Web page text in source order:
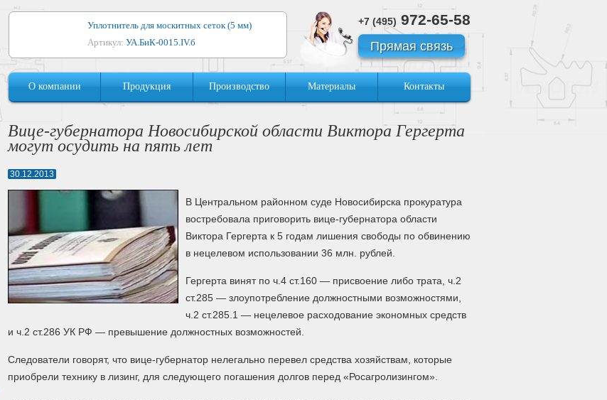
Уплотнитель для москитных сеток (5 мм)
Артикул: УА.БиК-0015.IV.б
Уплотнитель для алюминиевых окон
Артикул:1044
Артикул:УМ.БиК-0062.IV.б
Уплотнитель для деревянных дверей
Артикул:УК-10.4
+7 (495) 972-65-58
Прямая связь
О компании Продукция Производство Материалы Контакты
Вице-губернатора Новосибирской области Виктора Гергерта
могут осудить на пять лет
30.12.2013
В Центральном районном суде Новосибирска прокуратура
востребовала приговорить вице-губернатора области
Виктора Гергерта к 5 годам лишения свободы по обвинению
в нецелевом использовании 36 млн. рублей.
Гергерта винят по ч.4 ст.160 — присвоение либо трата, ч.2
ст.285 — злоупотребление должностными возможностями,
ч.2 ст.285.1 — нецелевое расходование экономных средств
и ч.2 ст.286 УК РФ — превышение должностных возможностей.
Следователи говорят, что вице-губернатор нелегально перевел средства хозяйствам, которые
приобрели технику в лизинг, для следующего погашения долгов перед «Росагролизингом».